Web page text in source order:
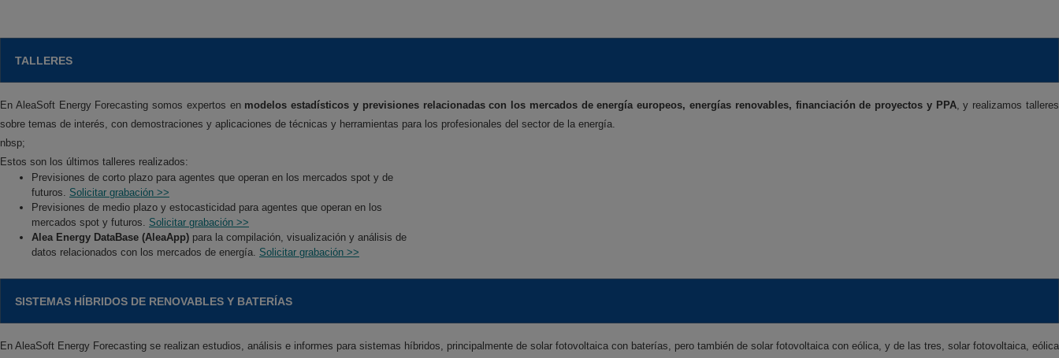
TALLERES
En AleaSoft Energy Forecasting somos expertos en modelos estadísticos y previsiones relacionadas con los mercados de energía europeos, energías renovables, financiación de proyectos y PPA, y realizamos talleres
sobre temas de interés, con demostraciones y aplicaciones de técnicas y herramientas para los profesionales del sector de la energía.
nbsp;
Estos son los últimos talleres realizados:
Previsiones de corto plazo para agentes que operan en los mercados spot y de
futuros. Solicitar grabación >>
Previsiones de medio plazo y estocasticidad para agentes que operan en los
mercados spot y futuros. Solicitar grabación >>
Alea Energy DataBase (AleaApp) para la compilación, visualización y análisis de
datos relacionados con los mercados de energía. Solicitar grabación >>
SISTEMAS HÍBRIDOS DE RENOVABLES Y BATERÍAS
En AleaSoft Energy Forecasting se realizan estudios, análisis e informes para sistemas híbridos, principalmente de solar fotovoltaica con baterías, pero también de solar fotovoltaica con eólica, y de las tres, solar fotovoltaica, eólica